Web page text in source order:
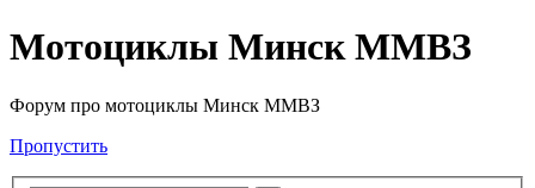
Мотоциклы Минск ММВЗ
Форум про мотоциклы Минск ММВЗ
Пропустить